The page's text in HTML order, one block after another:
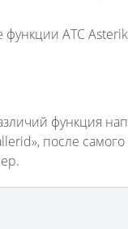
АТС
функция
после самого